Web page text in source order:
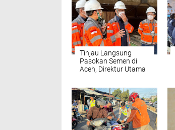
‎Tinjau Langsung
Pasokan Semen di
Aceh, ‎Direktur Utama
Normal ‎